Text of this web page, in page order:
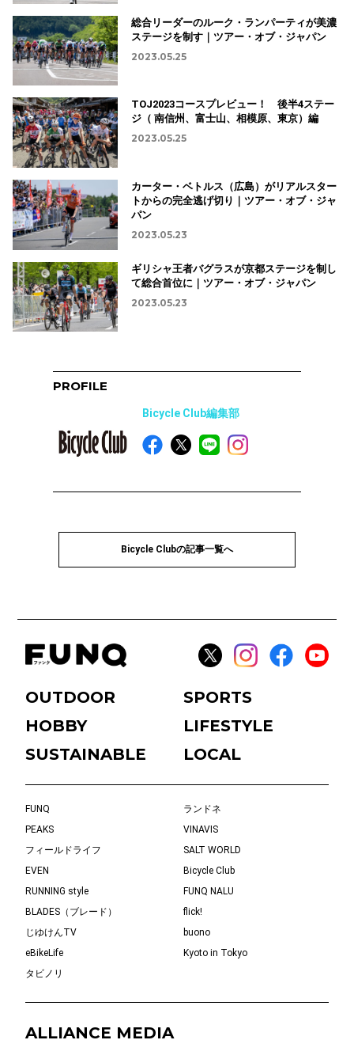
総合リーダーのルーク・ランパーティが美濃
ステージを制す｜ツアー・オブ・ジャパン
2023.05.25
TOJ2023コースプレビュー！ 後半4ステー
ジ（ 南信州、富士山、相模原、東京）編
2023.05.25
カーター・ベトルス（広島）がリアルスター
トからの完全逃げ切り｜ツアー・オブ・ジャ
パン
2023.05.23
ギリシャ王者バグラスが京都ステージを制し
て総合首位に｜ツアー・オブ・ジャパン
2023.05.23
PROFILE
Bicycle Club編集部
Bicycle Clubの記事一覧へ
OUTDOOR
SPORTS
HOBBY
LIFESTYLE
SUSTAINABLE
LOCAL
FUNQ
ランドネ
PEAKS
VINAVIS
フィールドライフ
SALT WORLD
EVEN
Bicycle Club
RUNNING style
FUNQ NALU
BLADES（ブレード）
flick!
じゆけんTV
buono
eBikeLife
Kyoto in Tokyo
タビノリ
ALLIANCE MEDIA